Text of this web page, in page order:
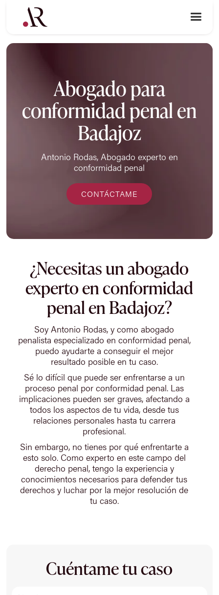
Abogado para
conformidad penal en
Badajoz
Antonio Rodas, Abogado experto en
conformidad penal
CONTÁCTAME
¿Necesitas un abogado
experto en conformidad
penal en Badajoz?
Soy Antonio Rodas, y como abogado
penalista especializado en conformidad penal,
puedo ayudarte a conseguir el mejor
resultado posible en tu caso.
Sé lo difícil que puede ser enfrentarse a un
proceso penal por conformidad penal. Las
implicaciones pueden ser graves, afectando a
todos los aspectos de tu vida, desde tus
relaciones personales hasta tu carrera
profesional.
Sin embargo, no tienes por qué enfrentarte a
esto solo. Como experto en este campo del
derecho penal, tengo la experiencia y
conocimientos necesarios para defender tus
derechos y luchar por la mejor resolución de
tu caso.
Cuéntame tu caso